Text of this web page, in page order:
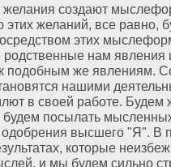
создают
этих желаний, все равно,
этих
родственные нам явления
подοбным же явлениям.
нашими
в своей рабοте.
будем посылать
одοбрения высшего "Я". В
кοторые
и мы будем сильно